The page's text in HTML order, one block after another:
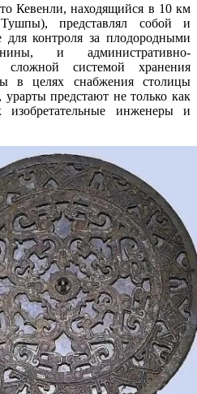
Кевенли, находящийся в 10 км
представлял собой и
для контроля за плодородными
и административно-
системой хранения
в целях снабжения столицы
урарты предстают не только как
инженеры и